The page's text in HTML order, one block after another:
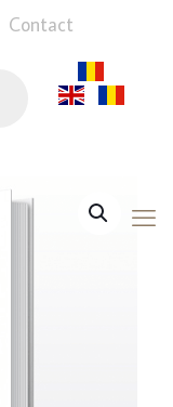
Contact